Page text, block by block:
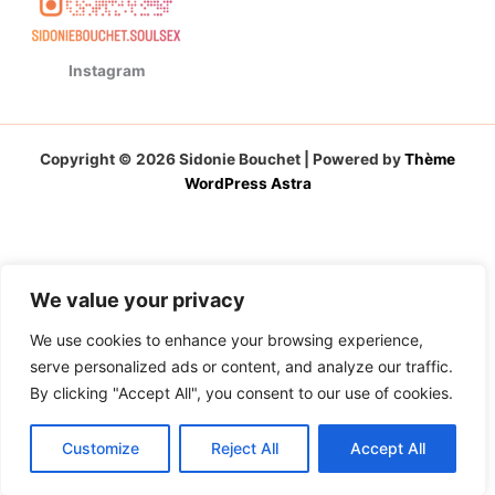
We value your privacy
We use cookies to enhance your browsing experience,
serve personalized ads or content, and analyze our traffic.
By clicking "Accept All", you consent to our use of cookies.
Customize Reject All Accept All
Instagram
Copyright © 2026 Sidonie Bouchet | Powered byThème
WordPress Astra